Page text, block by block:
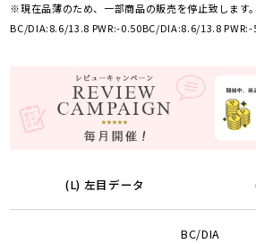
※現在品薄のため、一部商品の販売を停止致します。
BC/DIA:8.6/13.8 PWR:-0.50BC/DIA:8.6/13.8 PWR:-
(L) 左目データ
BC/DIA